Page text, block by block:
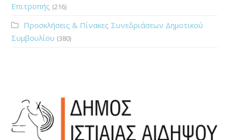
Επιτροπής (216)
Προσκλήσεις & Πίνακες Συνεδριάσεων Δημοτικού
Συμβουλίου (380)